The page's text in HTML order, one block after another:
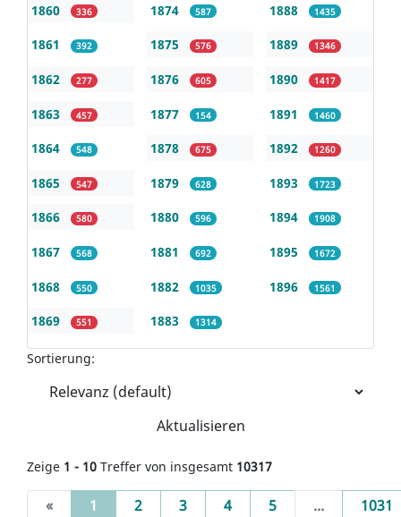
1860 336
1861 392
1862 277
1863 457
1864 548
1865 547
1866 580
1867 568
1868 550
1869 551
1874 587
1875 576
1876 605
1877 154
1878 675
1879 628
1880 596
1881 692
1882 1035
1883 1314
1888 1435
1889 1346
1890 1417
1891 1460
1892 1260
1893 1723
1894 1908
1895 1672
1896 1561
Sortierung:
Aktualisieren
Zeige 1 - 10 Treffer von insgesamt 10317
« 1 (current)
2 3 4 5 ... 1031